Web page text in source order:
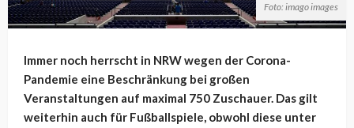
Foto: imago images
Immer noch herrscht in NRW wegen der Corona-
Pandemie eine Beschränkung bei großen
Veranstaltungen auf maximal 750 Zuschauer. Das gilt
weiterhin auch für Fußballspiele, obwohl diese unter